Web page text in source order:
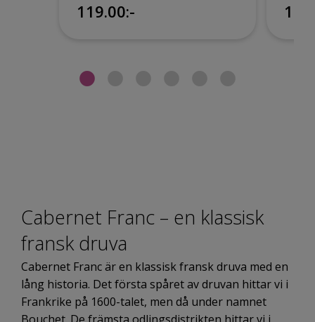
119.00:-
Cabernet Franc – en klassisk
fransk druva
Cabernet Franc är en klassisk fransk druva med en
lång historia. Det första spåret av druvan hittar vi i
Frankrike på 1600-talet, men då under namnet